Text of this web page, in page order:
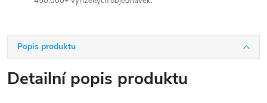
Popis produktu
Detailní popis produktu